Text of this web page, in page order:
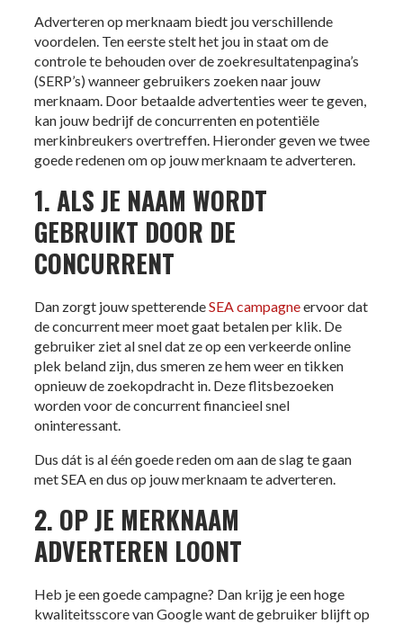
Adverteren op merknaam biedt jou verschillende
voordelen. Ten eerste stelt het jou in staat om de
controle te behouden over de zoekresultatenpagina’s
(SERP’s) wanneer gebruikers zoeken naar jouw
merknaam. Door betaalde advertenties weer te geven,
kan jouw bedrijf de concurrenten en potentiële
merkinbreukers overtreffen. Hieronder geven we twee
goede redenen om op jouw merknaam te adverteren.
1. ALS JE NAAM WORDT
GEBRUIKT DOOR DE
CONCURRENT
Dan zorgt jouw spetterendeSEA campagneervoor dat
de concurrent meer moet gaat betalen per klik. De
gebruiker ziet al snel dat ze op een verkeerde online
plek beland zijn, dus smeren ze hem weer en tikken
opnieuw de zoekopdracht in. Deze flitsbezoeken
worden voor de concurrent financieel snel
oninteressant.
Dus dátis alééngoede reden om aan de slag te gaan
met SEA en dus op jouw merknaam te adverteren.
2. OP JE MERKNAAM
ADVERTEREN LOONT
Heb je een goede campagne? Dan krijg je een hoge
kwaliteitsscore van Google want de gebruiker blijft op